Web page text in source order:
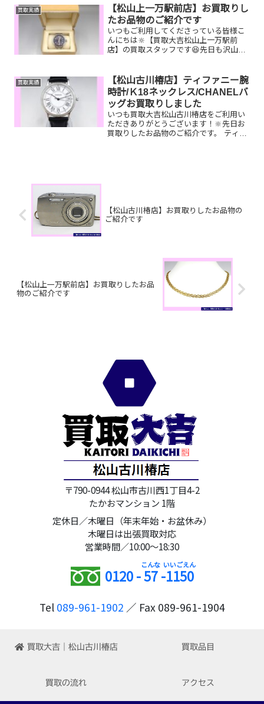
んか？そのお品物ぜひ！買取大吉松山古
川椿店にお査定させ...
買取実績
【松山上一万駅前店】お買取りし
たお品物のご紹介です
いつもご利用してくださっている皆様こ
んにちは🔆【買取大吉松山上一万駅前
店】の買取スタッフです😆先日も沢山の
ネックレス ルイヴィトン タンブー
ルGMT 全国百...
買取実績
【松山古川椿店】ティファニー腕
時計/Ｋ18ネックレス/CHANELバ
ッグお買取りしました
いつも買取大吉松山古川椿店をご利用い
ただきありがとうございます！🔆先日お
買取りしたお品物のご紹介です。 ティフ
【松山古川椿店】お買取りしたお品物の
ご紹介です
【松山上一万駅前店】お買取りしたお品
物のご紹介です
〒790-0944 松山市古川西1丁目4-2
たかおマンション 1階
定休日／木曜日（年末年始・お盆休み）
木曜日は出張買取対応
営業時間／10:00～18:30
0120 -57-1150
Tel 089-961-1902 ／ Fax 089-961-1904
買取大吉｜松山古川椿店 買取品目
買取の流れ アクセス